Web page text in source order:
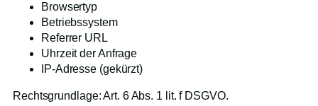
Browsertyp
Betriebssystem
Referrer URL
Uhrzeit der Anfrage
IP-Adresse (gekürzt)
Rechtsgrundlage: Art. 6 Abs. 1 lit. f DSGVO.